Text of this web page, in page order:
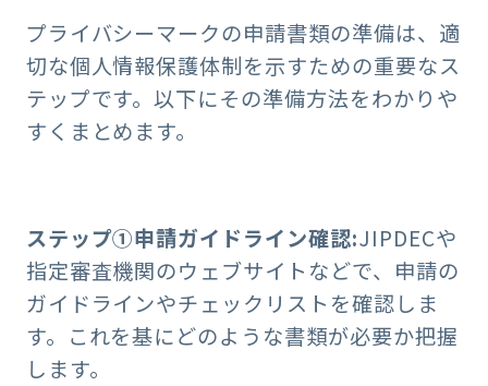
プライバシーマークの申請書類の準備は、適
切な個人情報保護体制を示すための重要なス
テップです。以下にその準備方法をわかりや
すくまとめます。
ステップ①申請ガイドライン確認:JIPDECや
指定審査機関のウェブサイトなどで、申請の
ガイドラインやチェックリストを確認しま
す。これを基にどのような書類が必要か把握
します。